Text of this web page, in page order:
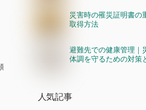
災害時の罹災証明書の
取得方法
避難先での健康管理｜
体調を守るための対策
人気記事